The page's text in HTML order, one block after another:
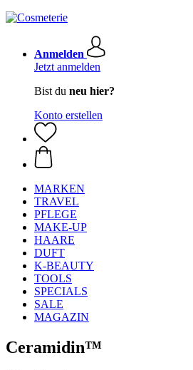
Anmelden
Jetzt anmelden
Bist du neu hier?
Konto erstellen
MARKEN
TRAVEL
PFLEGE
MAKE-UP
HAARE
DUFT
K-BEAUTY
TOOLS
SPECIALS
SALE
MAGAZIN
Ceramidin™